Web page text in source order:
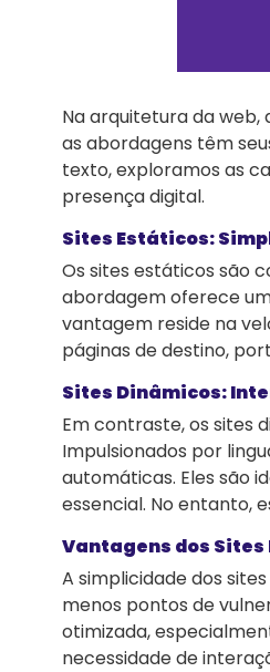
Na arquitetura da web,
as abordagens têm
texto, exploramos as
presença digital.
Sites Estáticos:
Os sites estáticos são
abordagem oferece
vantagem reside na
páginas de destino,
Sites Dinâmicos:
Em contraste, os sites
Impulsionados por
automáticas. Eles são
essencial. No entanto,
Vantagens dos Sites
A simplicidade dos
menos pontos de
otimizada,
necessidade de